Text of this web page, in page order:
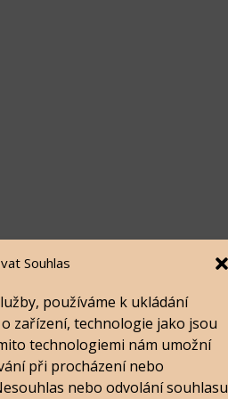
Souhlas
používáme k ukládání
zařízení, technologie jako jsou
technologiemi nám umožní
při procházení nebo
nebo odvolání souhlasu